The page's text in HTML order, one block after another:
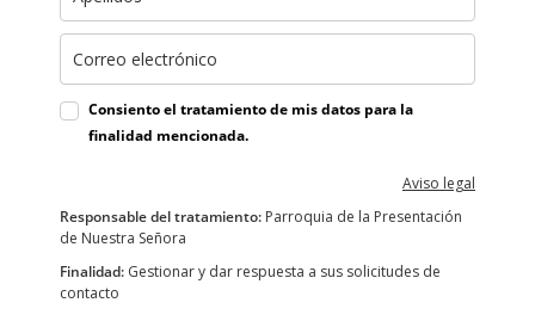
Consiento el tratamiento de mis datos para la
finalidad mencionada.
Aviso legal
Responsable del tratamiento: Parroquia de la Presentación
de Nuestra Señora
Finalidad: Gestionar y dar respuesta a sus solicitudes de
contacto